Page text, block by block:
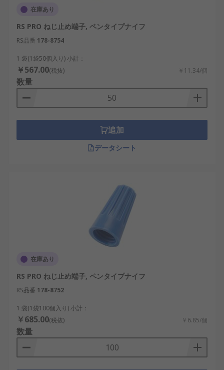
能。基本的な手動工具のみが必要
基板への高密度ワイヤ接続が可能
低コストで、かん合コネクタの必要性を排除
適切に締め付けた場合に安全な電気接続を提
供
ワイヤや機器の交換が可能な現場で再利用可
能
ソリッド、より線、終端処理済みワイヤで使
ねじ端子の用途
基板用ねじ端子により、電気信号及び電流を基板と
電気機器の間で送受信することができます。
在庫あり
RS PRO ねじ止め端子, ペンタイプナイフ
RS品番 178-8754
1 袋(1袋50個入り) 小計：
￥567.00(税抜) ￥11.34/個
数量
追加
データシート
在庫あり
RS PRO ねじ止め端子, ペンタイプナイフ
RS品番 178-8752
1 袋(1袋100個入り) 小計：
￥685.00(税抜) ￥6.85/個
数量